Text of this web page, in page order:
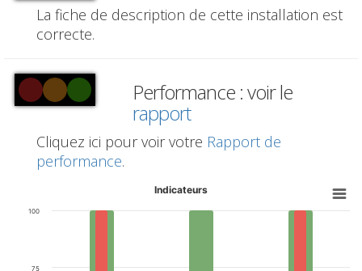
La fiche de description de cette installation est
correcte.
Performance : voir le
rapport
Cliquez ici pour voir votre Rapport de
performance.
Indicateurs
75
100